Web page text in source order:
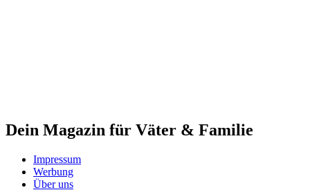
Dein Magazin für Väter & Familie
Impressum
Werbung
Über uns